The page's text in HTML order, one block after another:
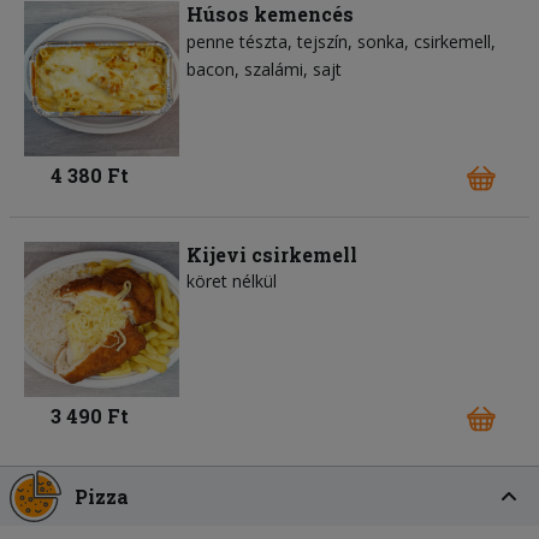
Húsos kemencés
penne tészta tejszín sonka csirkemell
bacon szalámi sajt
4 380 Ft
Kijevi csirkemell
köret nélkül
3 490 Ft
Pizza